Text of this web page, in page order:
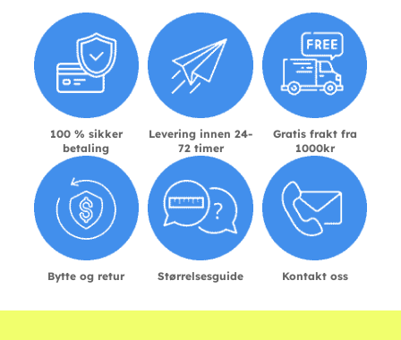
100 % sikker
betaling
Levering innen 24-
72 timer
Gratis frakt fra
1000kr
Bytte og retur Størrelsesguide Kontakt oss